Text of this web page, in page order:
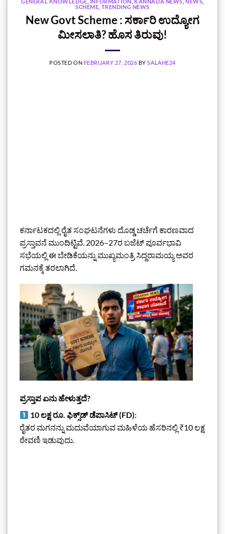
SCHEME TRENDING NEWS
New Govt Scheme : ಸರ್ಕಾರಿ ಉದ್ಯೋಗ
ಮೀಸಲಾತಿ? ಹೊಸ ತಿರುವು!
POSTED ON FEBRUARY 27, 2026 BYSALAHE24
ಕರ್ನಾಟಕದಲ್ಲಿ ರೈತ ಸಂಘಟನೆಗಳು ದೊಡ್ಡ ಚರ್ಚೆಗೆ ಕಾರಣವಾದ
ಪ್ರಸ್ತಾವನೆ ಮುಂದಿಟ್ಟಿವೆ. 2026–27ರ ಬಜೆಟ್ ಪೂರ್ವಭಾವಿ
ಸಭೆಯಲ್ಲಿ ಈ ಬೇಡಿಕೆಯನ್ನು ಮುಖ್ಯಮಂತ್ರಿ ಸಿದ್ದರಾಮಯ್ಯ ಅವರ
ಗಮನಕ್ಕೆ ತರಲಾಗಿದೆ.
ಪ್ರಸ್ತಾಪ ಏನು ಹೇಳುತ್ತದೆ?
10 ಲಕ್ಷ ರೂ. ಫಿಕ್ಸ್‌ಡ್ ಡೆಪಾಸಿಟ್ (FD):
ರೈತರ ಮಗನನ್ನು ಮದುವೆಯಾಗುವ ಮಹಿಳೆಯ ಹೆಸರಿನಲ್ಲಿ ₹10 ಲಕ್ಷ
ಠೇವಣಿ ಇಡುವುದು.